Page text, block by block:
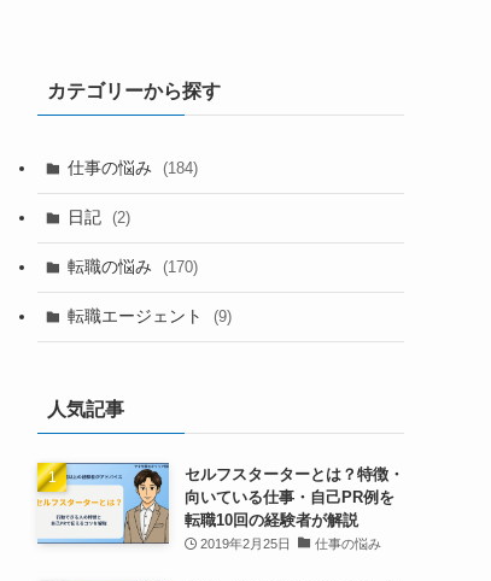
カテゴリーから探す
仕事の悩み (184)
日記 (2)
転職の悩み (170)
転職エージェント (9)
人気記事
セルフスターターとは？特徴・
向いている仕事・自己PR例を
転職10回の経験者が解説
2019年2月25日 仕事の悩み